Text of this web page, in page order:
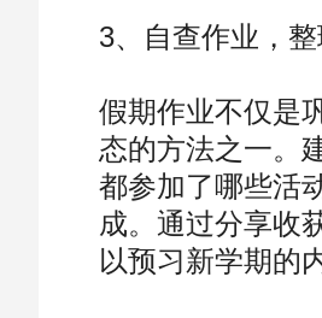
3、自查作业，
假期作业不仅是
态的方法之一。
都参加了哪些活
成。通过分享收
以预习新学期的